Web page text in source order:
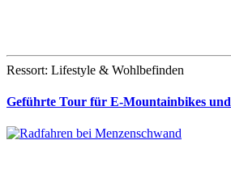
Ressort: Lifestyle & Wohlbefinden
Geführte Tour für E-Mountainbikes